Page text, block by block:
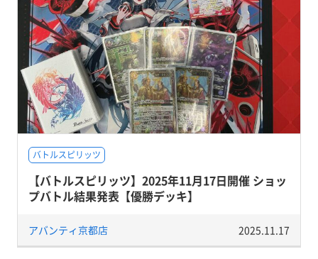
バトルスピリッツ
【バトルスピリッツ】2025年11月17日開催 ショッ
プバトル結果発表【優勝デッキ】
アバンティ京都店 2025.11.17